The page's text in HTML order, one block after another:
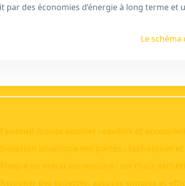
par des économies d’énergie à long terme
Le
Fauteuil monte escalier : confort et
Isolation phonique des portes : techniques
Plaque en métal sur mesure : un choix
Relooker des toilettes: astuces simples et